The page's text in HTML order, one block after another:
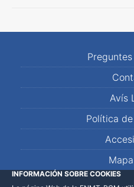
Avís
Política
INFORMACIÓN SOBRE COOKIES